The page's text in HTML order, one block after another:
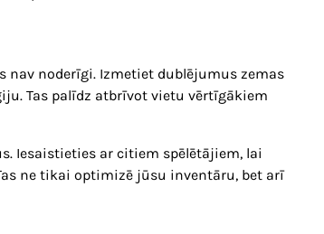
noderīgi. Izmetiet dublējumus zemas
Tas palīdz atbrīvot vietu vērtīgākiem
Iesaistieties ar citiem spēlētājiem, lai
ne tikai optimizē jūsu inventāru, bet arī